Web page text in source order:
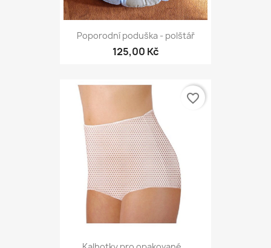
Poporodní poduška - polštář
125,00 Kč
favorite_border